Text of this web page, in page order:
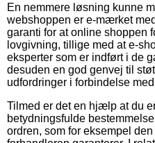
En nemmere løsning kunne
webshoppen er e-mærket
garanti for at online shoppen
lovgivning, tillige med at e-
eksperter som er indført i de
desuden en god genvej til
udfordringer i forbindelse
Tilmed er det en hjælp at du
betydningsfulde
ordren, som for eksempel